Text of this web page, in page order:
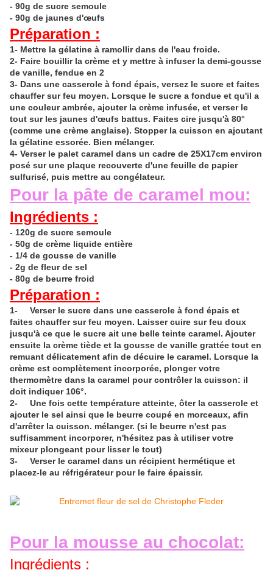
- 90g de sucre semoule
- 90g de jaunes d'œufs
Préparation :
1- Mettre la gélatine à ramollir dans de l'eau froide.
2- Faire bouillirla crème et y mettre à infuser la demi-gousse
de vanille, fendue en 2
3- Dans une casserole à fond épais, versez le sucre et faites
chauffer sur feu moyen. Lorsque le sucre a fondue et qu'il a
une couleur ambrée, ajouter la crème infusée, et verser le
tout sur les jaunes d'œufs battus. Faites cire jusqu'à 80°
(comme une crème anglaise). Stopper la cuisson en ajoutant
la gélatine essorée. Bien mélanger.
4- Verser le palet caramel dans un cadre de 25X17cm environ
posé sur une plaque recouverte d'une feuille de papier
sulfurisé, puis mettre au congélateur.
Pour la pâte de caramel mou:
Ingrédients :
- 120g de sucre semoule
- 50g de crème liquide entière
- 1/4 de gousse de vanille
- 2g de fleur de sel
- 80g de beurre froid
Préparation :
1- Verser le sucre dans une casserole à fond épais et
faites chauffer sur feu moyen. Laisser cuire sur feu doux
jusqu'à ce que le sucre ait une belle teinte caramel. Ajouter
ensuite la crème tiède et la gousse de vanille grattée tout en
remuant délicatement afin de décuire le caramel. Lorsque la
crème est complètement incorporée, plonger votre
thermomètre dans la caramel pour contrôler la cuisson: il
doit indiquer 106°.
2- Une fois cette température atteinte, ôter la casserole et
ajouter le sel ainsi que le beurre coupé en morceaux, afin
d'arrêter la cuisson. mélanger. (si le beurre n'est pas
suffisamment incorporer, n'hésitez pas à utiliser votre
mixeur plongeant pour lisser le tout)
3- Verser le caramel dans un récipient hermétique et
placez-le au réfrigérateur pour le faire épaissir.
Pour la mousse au chocolat:
Ingrédients :